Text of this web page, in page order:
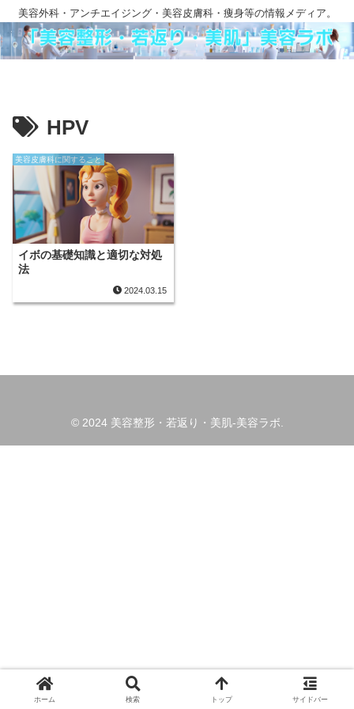
美容外科・アンチエイジング・美容皮膚科・痩身等の情報メディア。
HPV
美容皮膚科に関すること
イボの基礎知識と適切な対処
法
2024.03.15
© 2024 美容整形・若返り・美肌-美容ラボ.
ホーム 検索 トップ サイドバー